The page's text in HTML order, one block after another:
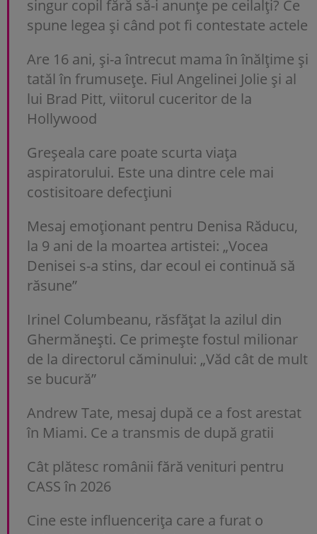
singur copil fără să-i anunțe pe ceilalți? Ce
spune legea și când pot fi contestate actele
Are 16 ani, și-a întrecut mama în înălțime și
tatăl în frumusețe. Fiul Angelinei Jolie și al
lui Brad Pitt, viitorul cuceritor de la
Hollywood
Greșeala care poate scurta viața
aspiratorului. Este una dintre cele mai
costisitoare defecțiuni
Mesaj emoționant pentru Denisa Răducu,
la 9 ani de la moartea artistei: „Vocea
Denisei s-a stins, dar ecoul ei continuă să
răsune”
Irinel Columbeanu, răsfățat la azilul din
Ghermănești. Ce primește fostul milionar
de la directorul căminului: „Văd cât de mult
se bucură”
Andrew Tate, mesaj după ce a fost arestat
în Miami. Ce a transmis de după gratii
Cât plătesc românii fără venituri pentru
CASS în 2026
Cine este influencerița care a furat o